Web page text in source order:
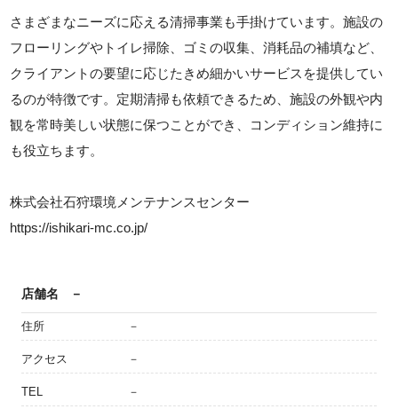
さまざまなニーズに応える清掃事業も手掛けています。施設の
フローリングやトイレ掃除、ゴミの収集、消耗品の補填など、
クライアントの要望に応じたきめ細かいサービスを提供してい
るのが特徴です。定期清掃も依頼できるため、施設の外観や内
観を常時美しい状態に保つことができ、コンディション維持に
も役立ちます。
株式会社石狩環境メンテナンスセンター
https://ishikari-mc.co.jp/
店舗名 －
住所 －
アクセス －
TEL －